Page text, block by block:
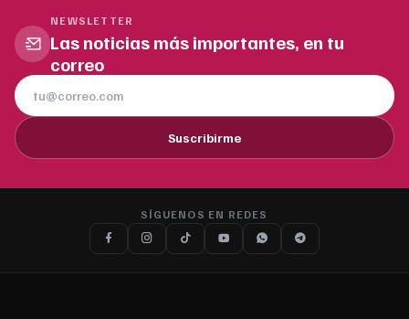
NEWSLETTER
Las noticias más importantes, en tu
correo
Suscribirme
SÍGUENOS EN REDES